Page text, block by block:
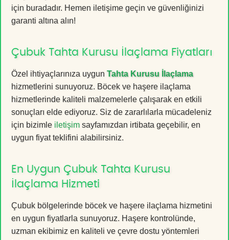
için buradadır. Hemen iletişime geçin ve güvenliğinizi
garanti altına alın!
Çubuk Tahta Kurusu İlaçlama Fiyatları
Özel ihtiyaçlarınıza uygun Tahta Kurusu İlaçlama
hizmetlerini sunuyoruz. Böcek ve haşere ilaçlama
hizmetlerinde kaliteli malzemelerle çalışarak en etkili
sonuçları elde ediyoruz. Siz de zararlılarla mücadeleniz
için bizimle iletişim sayfamızdan irtibata geçebilir, en
uygun fiyat teklifini alabilirsiniz.
En Uygun Çubuk Tahta Kurusu
İlaçlama Hizmeti
Çubuk bölgelerinde böcek ve haşere ilaçlama hizmetini
en uygun fiyatlarla sunuyoruz. Haşere kontrolünde,
uzman ekibimiz en kaliteli ve çevre dostu yöntemleri